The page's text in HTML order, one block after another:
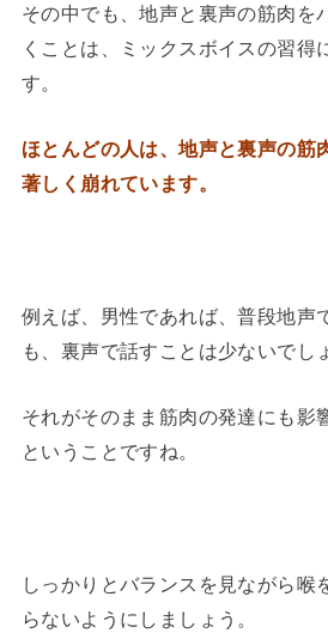
その中でも、地声と裏声の筋肉を
くことは、ミックスボイスの習得
す。
ほとんどの人は、地声と裏声の筋
著しく崩れています。
例えば、男性であれば、普段地声
も、裏声で話すことは少ないでし
それがそのまま筋肉の発達にも影
ということですね。
しっかりとバランスを見ながら喉
らないようにしましょう。